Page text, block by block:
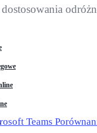
Teams